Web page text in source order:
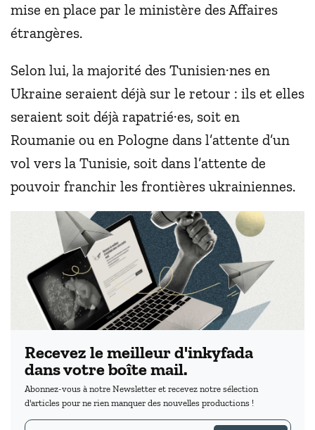
mise en place par le ministère des Affaires
étrangères.
Selon lui, la majorité des Tunisien·nes en
Ukraine seraient déjà sur le retour : ils et elles
seraient soit déjà rapatrié·es, soit en
Roumanie ou en Pologne dans l’attente d’un
vol vers la Tunisie, soit dans l’attente de
pouvoir franchir les frontières ukrainiennes.
Recevez le meilleur d'inkyfada
dans votre boîte mail.
Abonnez-vous à notre Newsletter et recevez notre sélection
d'articles pour ne rien manquer des nouvelles productions !